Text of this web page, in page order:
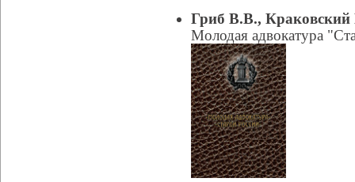
Гриб В.В.,
Молодая адвокатура